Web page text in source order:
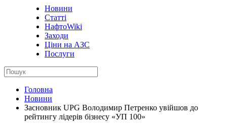
Новини
Статті
НафтоWiki
Заходи
Ціни на АЗС
Послуги
Головна
Новини
Засновник UPG Володимир Петренко увійшов до
рейтингу лідерів бізнесу «УП 100»